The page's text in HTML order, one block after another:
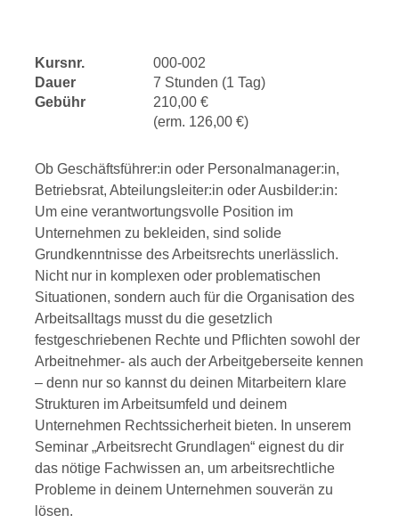
Kursnr.
000-002
Dauer
7 Stunden (1 Tag)
Gebühr
210,00 €
(erm. 126,00 €)
Ob Geschäftsführer:in oder Personalmanager:in,
Betriebsrat, Abteilungsleiter:in oder Ausbilder:in:
Um eine verantwortungsvolle Position im
Unternehmen zu bekleiden, sind solide
Grundkenntnisse des Arbeitsrechts unerlässlich.
Nicht nur in komplexen oder problematischen
Situationen, sondern auch für die Organisation des
Arbeitsalltags musst du die gesetzlich
festgeschriebenen Rechte und Pflichten sowohl der
Arbeitnehmer- als auch der Arbeitgeberseite kennen
– denn nur so kannst du deinen Mitarbeitern klare
Strukturen im Arbeitsumfeld und deinem
Unternehmen Rechtssicherheit bieten. In unserem
Seminar „Arbeitsrecht Grundlagen“ eignest du dir
das nötige Fachwissen an, um arbeitsrechtliche
Probleme in deinem Unternehmen souverän zu
lösen.